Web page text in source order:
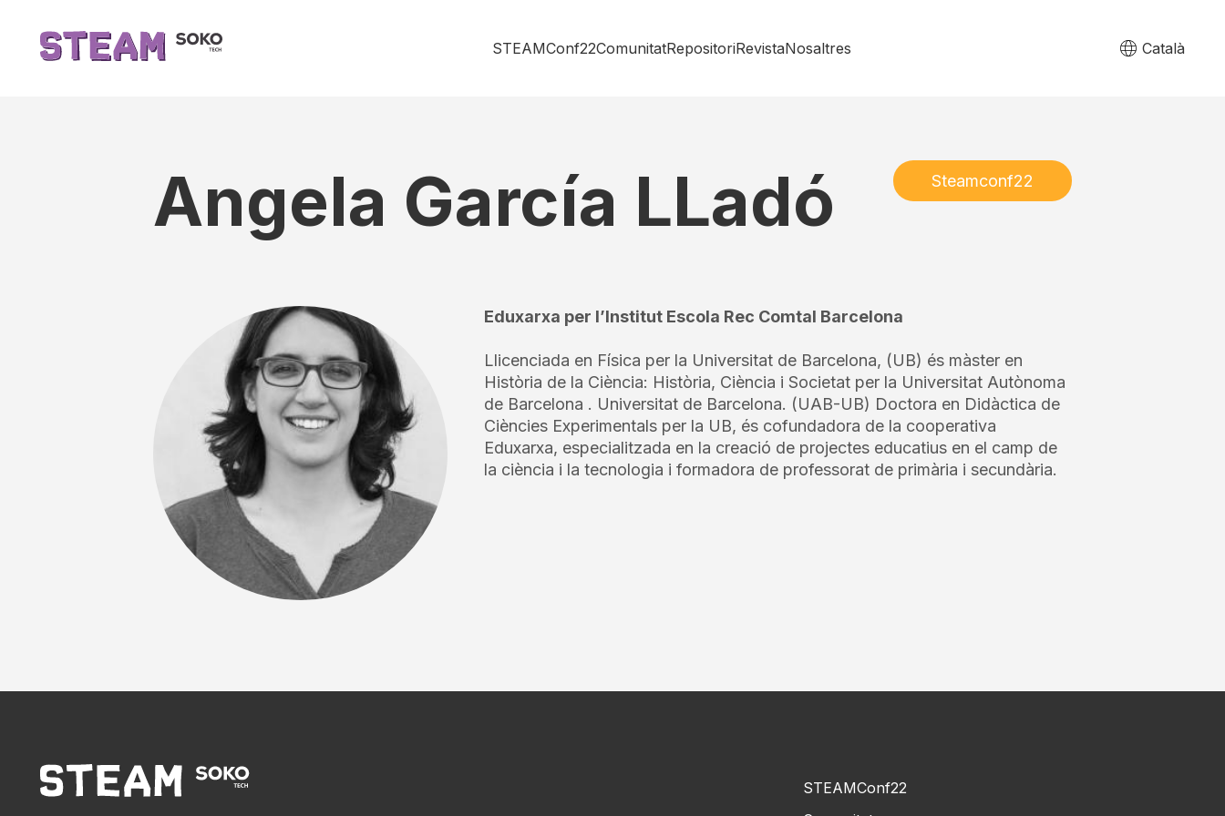
STEAMConf22ComunitatRepositoriRevistaNosaltres Català
Angela García LLadó Steamconf22
Eduxarxa per l’Institut Escola Rec Comtal Barcelona
Llicenciada en Física per la Universitat de Barcelona, (UB) és màster en
Història de la Ciència: Història, Ciència i Societat per la Universitat Autònoma
de Barcelona . Universitat de Barcelona. (UAB-UB) Doctora en Didàctica de
Ciències Experimentals per la UB, és cofundadora de la cooperativa
Eduxarxa, especialitzada en la creació de projectes educatius en el camp de
la ciència i la tecnologia i formadora de professorat de primària i secundària.
STEAMConf22